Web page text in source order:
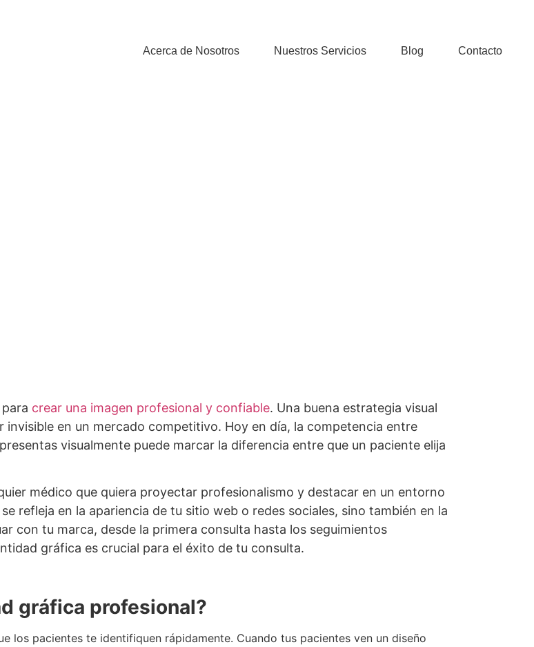
Acerca de Nosotros Nuestros Servicios Blog Contacto
crear una imagen profesional y confiable. Una buena estrategia visual
en un mercado competitivo. Hoy en día, la competencia entre
visualmente puede marcar la diferencia entre que un paciente elija
médico que quiera proyectar profesionalismo y destacar en un entorno
refleja en la apariencia de tu sitio web o redes sociales, sino también en la
con tu marca, desde la primera consulta hasta los seguimientos
gráfica es crucial para el éxito de tu consulta.
gráfica profesional?
los pacientes te identifiquen rápidamente. Cuando tus pacientes ven un diseño